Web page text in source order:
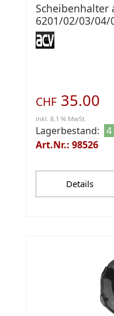
Scheibenhalter
6201/02/03/04/
CHF 35.00
inkl. 8.1 % MwSt.
Lagerbestand: 4
Art.Nr.: 98526
Details